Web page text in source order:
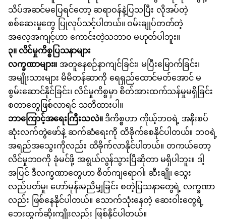
သိပ်အဆင်မပြေရင်တော့ ဆရာဝန်နဲ့ပြသပြီး လိုအပ်တဲ့
စစ်ဆေးမှုတွေ ပြုလုပ်သင့်ပါတယ်။ ဝမ်းချုပ်တတ်တဲ့
အလေ့အကျင့်ဟာ ကောင်းတဲ့သဘာ၀ မဟုတ်ပါဘူး။
၃။ လိင်မှုကိစ္စပြသနာများ
လက္ခဏာများ။ အတူနေစဉ်နာကျင်ခြင်း၊ မပြီးမြောက်ခြင်း၊
အမျိုးသားများ မိမိတန်ဆာကို ရေရှည်ထောင်မတ်အောင် မ
စွမ်းဆောင်နိုင်ခြင်း၊လိင်မှုကိစ္စမှာ စိတ်အားထက်သန်မှုမရှိခြင်း
စတာတွေဖြစ်လာရင် သတိထားပါ။
ဘာကြောင့်အရေးကြီးသလဲ။ဒီကိစ္စဟာ ကိုယ့်ဘဝရဲ့ အနီးစပ်
ဆုံးလက်တွဲဖော်နဲ့ ဆက်ဆံရေးကို ထိခိုက်စေနိုင်ပါတယ်။ ဘဝရဲ့
အရည်အသွေးကိုလည်း ထိခိုက်လာနိုင်ပါတယ်။ တကယ်တော့
လိင်မှုဘဝကို ခုံမင်ဖို့ အရွယ်လွန်သွားပြီဆိုတာ မရှိပါဘူး။ ဒါ့
အပြင် ဒီလက္ခဏာတွေဟာစိတ်ကျရောဂါ ၊ ဆီးချို၊ သွေး
လည်ပတ်မှု၊ ဟော်မုန်းမညီမျှခြင်း စတဲ့ပြသနာတွေရဲ့ လက္ခဏာ
လည်း ဖြစ်နေနိုင်ပါတယ်။ သောက်သုံးနေတဲ့ ဆေးဝါးတွေရဲ့
ဘေးထွက်ဆိုးကျိုးလည်း ဖြစ်နိုင်ပါတယ်။